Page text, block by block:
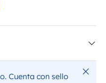
Cuenta con sello
Cerrar